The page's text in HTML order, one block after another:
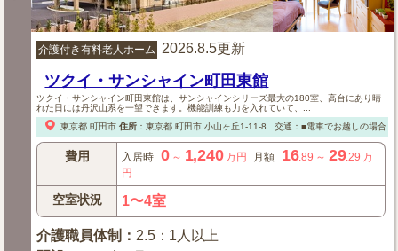
介護付き有料老人ホーム 2026.8.5更新
ツクイ・サンシャイン町田東館
ツクイ・サンシャイン町田東館は、サンシャインシリーズ最大の180室、高台にあり晴
れた日には丹沢山系を一望できます。機能訓練も力を入れていて、...
東京都 町田市 住所： 東京都 町田市小山ヶ丘1-11-8 交通：■電車でお越しの場合京
費用 入居時 0～ 1,240万円 月額 16.89 ～ 29.29 万
円
空室状況 1〜4室
介護職員体制 ： 2.5：1人以上